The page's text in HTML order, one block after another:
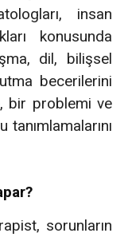
insan
konusunda
dil, bilişsel
becerilerini
bir problemi ve
sorunların